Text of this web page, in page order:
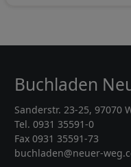
Buchladen
Sanderstr. 23-25, 97070
Tel. 0931 35591-0
Fax 0931 35591-73
buchladen@neuer-